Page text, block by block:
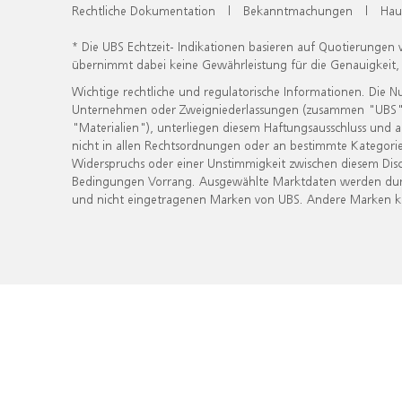
Rechtliche Dokumentation | Bekanntmachungen |
* Die UBS Echtzeit- Indikationen basieren auf
übernimmt dabei keine Gewährleistung für die
Wichtige rechtliche und regulatorische Informationen. Die
Unternehmen oder Zweigniederlassungen (zusammen
"Materialien"), unterliegen diesem Haftungsausschluss
nicht in allen Rechtsordnungen oder an bestimmte
Widerspruchs oder einer Unstimmigkeit zwischen diesem
Bedingungen Vorrang. Ausgewählte Marktdaten werden
und nicht eingetragenen Marken von UBS. Andere Marken